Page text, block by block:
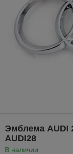
Эмблема AUDI
AUDI28
В наличии